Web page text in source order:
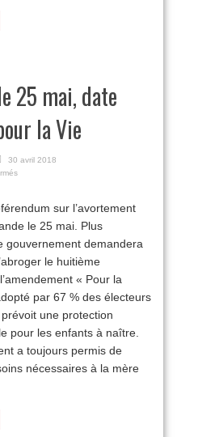
25 mai, date
la Vie
30 avril 2018
le
25
date
cruciale
Vie
sur l’avortement
le 25 mai. Plus
gouvernement demandera
le huitième
« Pour la
par 67 % des électeurs
une protection
pour les enfants à naître.
a toujours permis de
nécessaires à la mère